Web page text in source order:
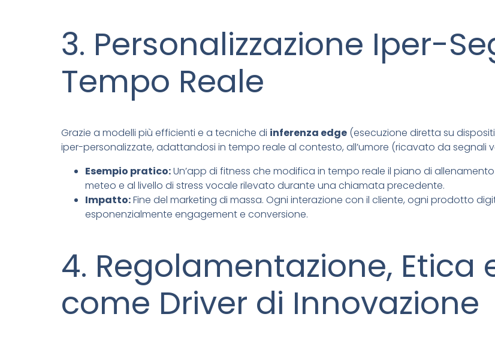
3. Personalizzazione Iper-
Tempo Reale
Grazie a modelli più efficienti e a tecniche di inferenza edge (esecuzione diretta su
iper-personalizzate, adattandosi in tempo reale al contesto, all’umore (ricavato da segnali
Esempio pratico:Un’app di fitness che modifica in tempo reale il piano di
meteo e al livello di stress vocale rilevato durante una chiamata precedente.
Impatto:Fine del marketing di massa. Ogni interazione con il cliente, ogni prodotto
esponenzialmente engagement e conversione.
4. Regolamentazione, Etica
come Driver di Innovazione